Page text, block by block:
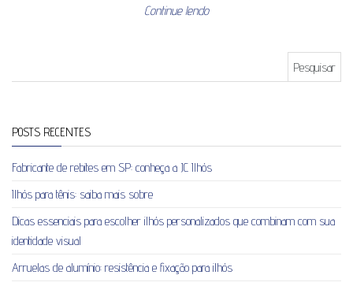
Continue lendo
POSTS RECENTES
Fabricante de rebites em SP: conheça a JC Ilhós
Ilhós para tênis: saiba mais sobre
Dicas essenciais para escolher ilhós personalizados que combinam com sua
identidade visual
Arruelas de alumínio: resistência e fixação para ilhós